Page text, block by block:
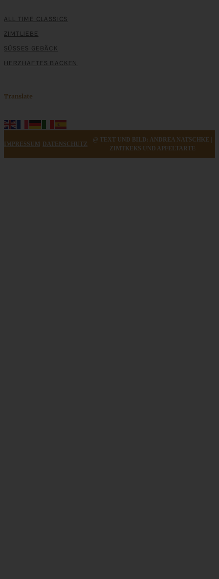
ZUM BEITRAG
ALL TIME CLASSICS
ZIMTLIEBE
SÜSSES GEBÄCK
HERZHAFTES BACKEN
Translate
IMPRESSUM DATENSCHUTZ
@ TEXT UND BILD: ANDREA NATSCHKE |
ZIMTKEKS UND APFELTARTE